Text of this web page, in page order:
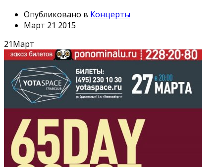
Опубликовано в Концерты
Март 21 2015
21Март